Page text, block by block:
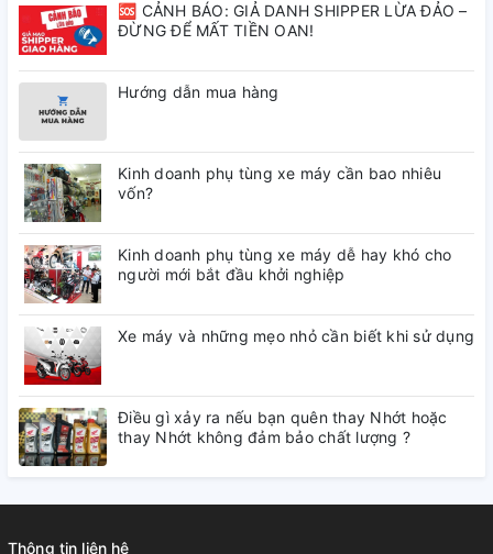
🆘 CẢNH BÁO: GIẢ DANH SHIPPER LỪA ĐẢO –
ĐỪNG ĐỂ MẤT TIỀN OAN!
Hướng dẫn mua hàng
Kinh doanh phụ tùng xe máy cần bao nhiêu
vốn?
Kinh doanh phụ tùng xe máy dễ hay khó cho
người mới bắt đầu khởi nghiệp
Xe máy và những mẹo nhỏ cần biết khi sử dụng
Điều gì xảy ra nếu bạn quên thay Nhớt hoặc
thay Nhớt không đảm bảo chất lượng ?
Thông tin liên hệ